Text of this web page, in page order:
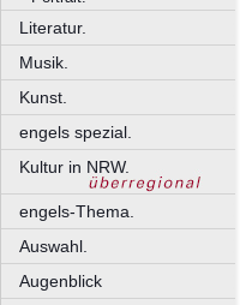
Literatur.
Musik.
Kunst.
engels spezial.
Kultur in NRW.
engels-Thema.
Auswahl.
Augenblick